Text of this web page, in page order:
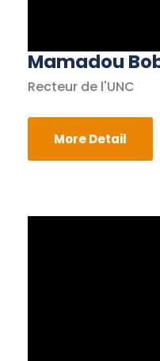
Mamadou
Recteur de l'UNC
More Detail